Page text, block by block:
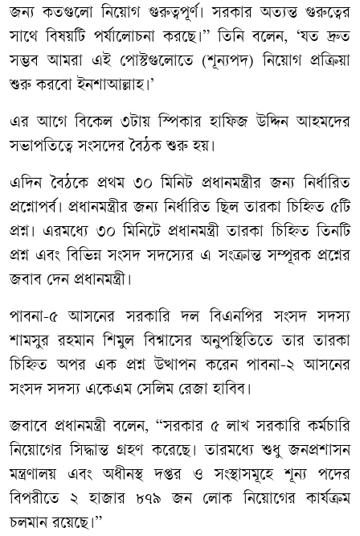
জন্য কতগুলো নিয়োগ গুরুত্বপূর্ণ। সরকার অত্যন্ত গুরুত্বের
সাথে বিষয়টি পর্যালোচনা করছে।” তিনি বলেন, ‘যত দ্রুত
সম্ভব আমরা এই পোস্টগুলোতে (শূন্যপদ) নিয়োগ প্রক্রিয়া
শুরু করবো ইনশাআল্লাহ।’
এর আগে বিকেল ৩টায় স্পিকার হাফিজ উদ্দিন আহমদের
সভাপতিত্বে সংসদের বৈঠক শুরু হয়।
এদিন বৈঠকে প্রথম ৩০ মিনিট প্রধানমন্ত্রীর জন্য নির্ধারিত
প্রশ্নোপর্ব। প্রধানমন্ত্রীর জন্য নির্ধারিত ছিল তারকা চিহ্নিত ৫টি
প্রশ্ন। এরমধ্যে ৩০ মিনিটে প্রধানমন্ত্রী তারকা চিহ্নিত তিনটি
প্রশ্ন এবং বিভিন্ন সংসদ সদস্যের এ সংক্রান্ত সম্পূরক প্রশ্নের
জবাব দেন প্রধানমন্ত্রী।
পাবনা-৫ আসনের সরকারি দল বিএনপির সংসদ সদস্য
শামসুর রহমান শিমুল বিশ্বাসের অনুপস্থিতিতে তার তারকা
চিহ্নিত অপর এক প্রশ্ন উত্থাপন করেন পাবনা-২ আসনের
সংসদ সদস্য একেএম সেলিম রেজা হাবিব।
জবাবে প্রধানমন্ত্রী বলেন, “সরকার ৫ লাখ সরকারি কর্মচারি
নিয়োগের সিদ্ধান্ত গ্রহণ করেছে। তারমধ্যে শুধু জনপ্রশাসন
মন্ত্রণালয় এবং অধীনস্থ দপ্তর ও সংস্থাসমূহে শূন্য পদের
বিপরীতে ২ হাজার ৮৭৯ জন লোক নিয়োগের কার্যক্রম
চলমান রয়েছে।”